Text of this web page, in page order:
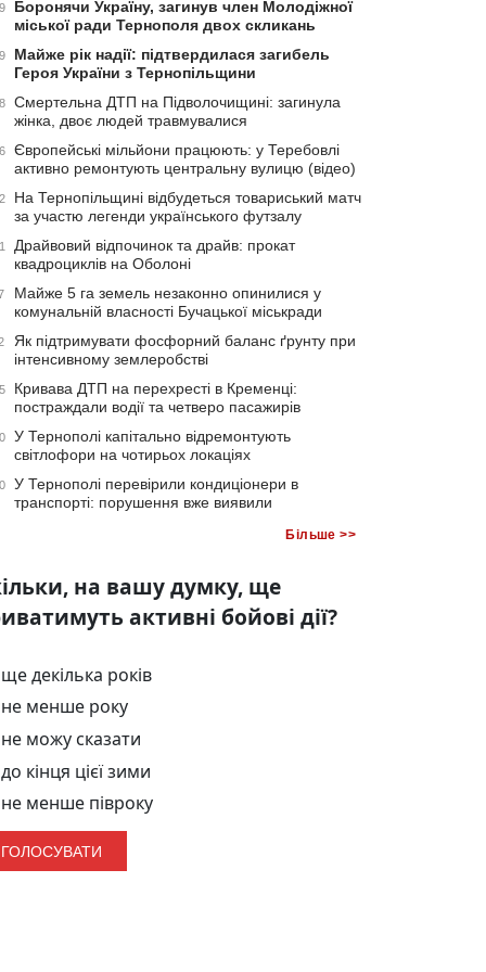
Боронячи Україну, загинув член Молодіжної
міської ради Тернополя двох скликань
Майже рік надії: підтвердилася загибель
Героя України з Тернопільщини
Смертельна ДТП на Підволочищині: загинула
жінка, двоє людей травмувалися
Європейські мільйони працюють: у Теребовлі
активно ремонтують центральну вулицю (відео)
На Тернопільщині відбудеться товариський матч
за участю легенди українського футзалу
Драйвовий відпочинок та драйв: прокат
квадроциклів на Оболоні
Майже 5 га земель незаконно опинилися у
комунальній власності Бучацької міськради
Як підтримувати фосфорний баланс ґрунту при
інтенсивному землеробстві
Кривава ДТП на перехресті в Кременці:
постраждали водії та четверо пасажирів
У Тернополі капітально відремонтують
світлофори на чотирьох локаціях
У Тернополі перевірили кондиціонери в
транспорті: порушення вже виявили
Більше >>
на вашу думку, ще
активні бойові дії?
ще декілька років
не менше року
не можу сказати
до кінця цієї зими
не менше півроку